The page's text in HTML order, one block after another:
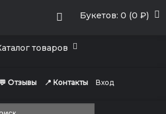
Букетов: 0 (0 ₽)
товаров
💬 Отзывы 📍 Контакты Вход